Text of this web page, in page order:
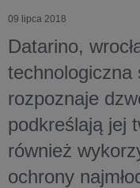
09 lipca 2018
Datarino,
technologiczna
rozpoznaje
podkreślają jej
również
ochrony